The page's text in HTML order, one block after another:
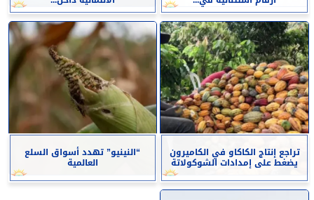
تراجع إنتاج الكاكاو في الكاميرون
يضغط على إمدادات الشوكولاتة
“النينيو” تهدد أسواق السلع
العالمية